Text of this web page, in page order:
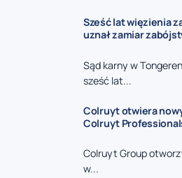
Sześć lat więzienia
uznał zamiar
Sąd karny w
sześć lat...
Colruyt otwiera
Colruyt
Colruyt Group
w...